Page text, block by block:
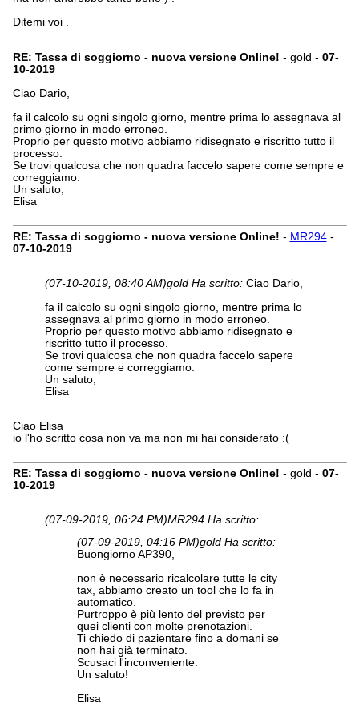
Ditemi voi .
RE: Tassa di soggiorno - nuova versione Online! - gold - 07-
10-2019
Ciao Dario,
fa il calcolo su ogni singolo giorno, mentre prima lo assegnava al
primo giorno in modo erroneo.
Proprio per questo motivo abbiamo ridisegnato e riscritto tutto il
processo.
Se trovi qualcosa che non quadra faccelo sapere come sempre e
correggiamo.
Un saluto,
Elisa
RE: Tassa di soggiorno - nuova versione Online! - MR294-
07-10-2019
(07-10-2019, 08:40 AM)gold Ha scritto: Ciao Dario,
fa il calcolo su ogni singolo giorno, mentre prima lo
assegnava al primo giorno in modo erroneo.
Proprio per questo motivo abbiamo ridisegnato e
riscritto tutto il processo.
Se trovi qualcosa che non quadra faccelo sapere
come sempre e correggiamo.
Un saluto,
Elisa
Ciao Elisa
io l'ho scritto cosa non va ma non mi hai considerato :(
RE: Tassa di soggiorno - nuova versione Online! - gold - 07-
10-2019
(07-09-2019, 06:24 PM)MR294 Ha scritto:
(07-09-2019, 04:16 PM)gold Ha scritto:
Buongiorno AP390,
non è necessario ricalcolare tutte le city
tax, abbiamo creato un tool che lo fa in
automatico.
Purtroppo è più lento del previsto per
quei clienti con molte prenotazioni.
Ti chiedo di pazientare fino a domani se
non hai già terminato.
Scusaci l'inconveniente.
Un saluto!
Elisa